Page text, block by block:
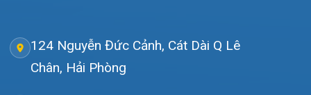
© Bệnh viện đa khoa Quốc tế Hải Phòng - HIH. All rights
reserved